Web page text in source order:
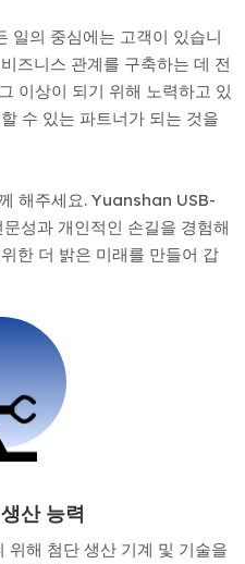
일의 중심에는 고객이 있습니
즈니스 관계를 구축하는 데 전
이상이 되기 위해 노력하고 있
수 있는 파트너가 되는 것을
해주세요. Yuanshan USB-
성과 개인적인 손길을 경험해
한 더 밝은 미래를 만들어 갑
산 능력
위해 첨단 생산 기계 및 기술을